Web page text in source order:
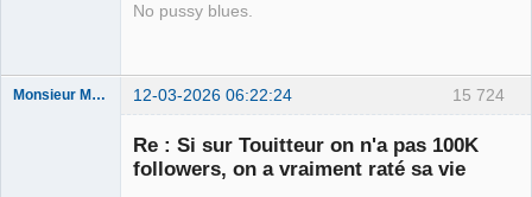
No pussy blues.
15 724
Monsieur Maurice 12-03-2026 06:22:24
Re : Si sur Touitteur on n'a pas 100K
followers, on a vraiment raté sa vie